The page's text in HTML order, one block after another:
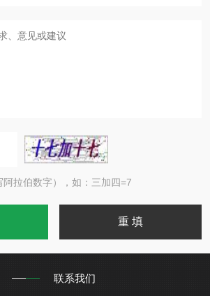
拉伯数字），如：三加四=7
联系我们